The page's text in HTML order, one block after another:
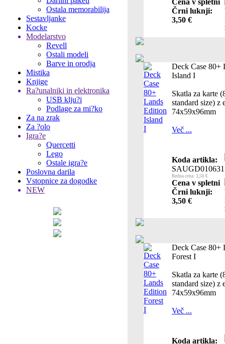
Ostala memorabilija
Sestavljanke
Kocke
Modelarstvo
Revell
Ostali modeli
Barve in orodja
Mistika
Knjige
Ra?unalniki in elektronika
USB klju?i
Podlage za mi?ko
Za na zrak
Za ?olo
Igra?e
Quercetti
Lego
Ostale igra?e
Poslovna darila
Vstopnice za dogodke
NEW
Cena v spletni
Črni luknji:
3,50 €
Deck Case 80+
Island I
Skatla za karte
standard size) z
74x59x96mm
Več ...
Koda artikla:
SAUGD010631
Redna cena: 3,50 €
Cena v spletni
Črni luknji:
3,50 €
Deck Case 80+
Forest I
Skatla za karte
standard size) z
74x59x96mm
Več ...
Koda artikla: